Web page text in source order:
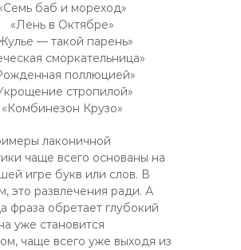
баб и мореход»
«Лень в Октябре»
— такой парень»
сморкательница»
поллюцией»
стропилой»
«Комбинезон Крузо»
лаконичной
чаще всего основаны на
игре букв или слов. В
это развлечения ради. А
фраза обретает глубокий
уже становится
чаще всего уже выходя из